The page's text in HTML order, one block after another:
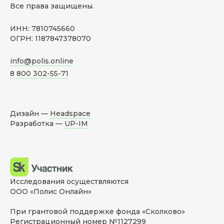
Все права защищены.
ИНН: 7810745660
ОГРН: 1187847378070
info@polis.online
8 800 302-55-71
Дизайн — Headspace
Разработка — UP-IM
Исследования осуществляются
ООО «Полис Онлайн»
При грантовой поддержке фонда «Сколково»
Регистрационный номер №1127299